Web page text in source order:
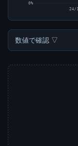
0%
24/
数値で確認 ▽